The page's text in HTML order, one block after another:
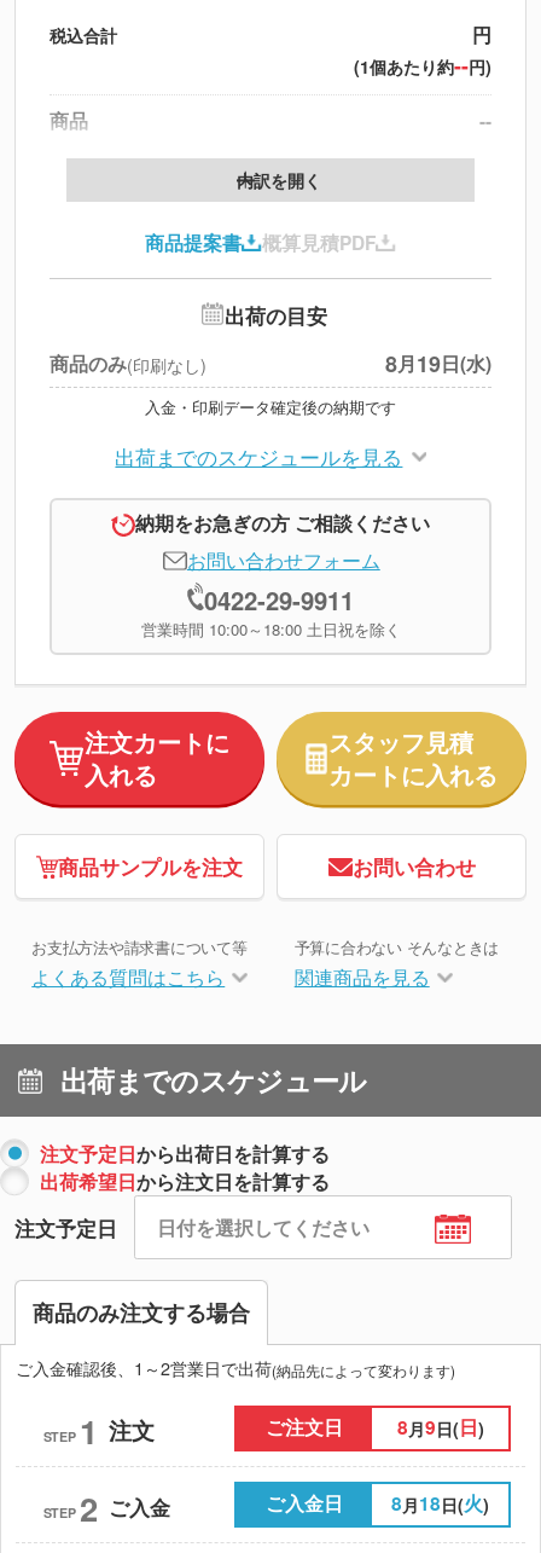
税込合計 円
(1個あたり約--円)
商品
--
送料
※北海道・沖縄・離島 別途
※上記小計は税別です
内訳を開く
商品提案書 概算見積PDF
出荷の目安
商品のみ(印刷なし) 8月19日(水)
入金・印刷データ確定後の納期です
出荷までのスケジュールを見る
納期をお急ぎの方 ご相談ください
お問い合わせフォーム
0422-29-9911
営業時間 10:00～18:00 土日祝を除く
注文カートに
入れる
スタッフ見積
カートに入れる
商品サンプルを注文 お問い合わせ
お支払方法や請求書について等
よくある質問はこちら
予算に合わない そんなときは
関連商品を見る
出荷までのスケジュール
注文予定日から出荷日を計算する
出荷希望日から注文日を計算する
注文予定日
商品のみ注文する場合
ご入金確認後、1～2営業日で出荷(納品先によって変わります)
STEP 1 注文 ご注文日 8 月9日(日)
STEP 2 ご入金 ご入金日 8 月18日(火)